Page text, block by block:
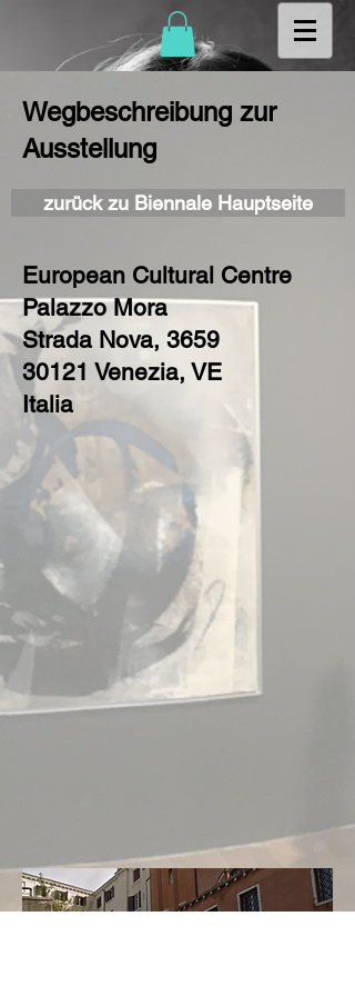
Wegbeschreibung zur
Ausstellung
zurück zu Biennale Hauptseite
European Cultural Centre
Palazzo Mora
Strada Nova, 3659
30121 Venezia, VE
Italia